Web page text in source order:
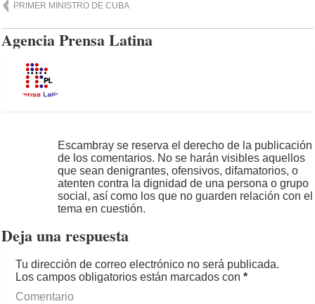
PRIMER MINISTRO DE CUBA
Agencia Prensa Latina
Escambray se reserva el derecho de la publicación
de los comentarios. No se harán visibles aquellos
que sean denigrantes, ofensivos, difamatorios, o
atenten contra la dignidad de una persona o grupo
social, así como los que no guarden relación con el
tema en cuestión.
Deja una respuesta
Tu dirección de correo electrónico no será publicada.
Los campos obligatorios están marcados con*
Comentario